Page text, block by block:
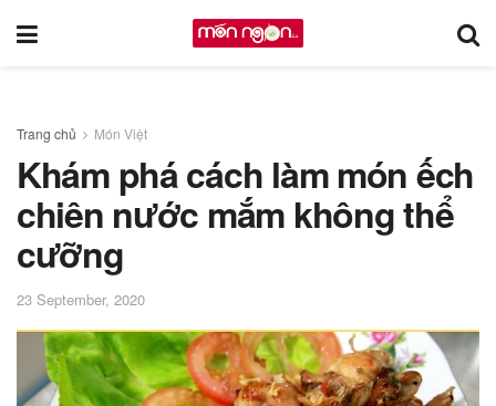
Trang chủ Món Việt
Khám phá cách làm món ếch
chiên nước mắm không thể
cưỡng
23 September, 2020